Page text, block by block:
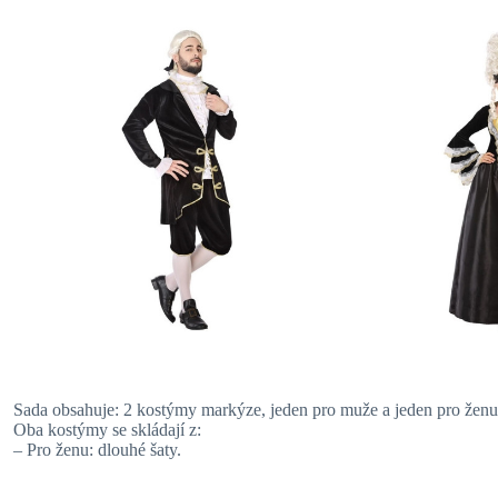
Sada obsahuje: 2 kostýmy markýze, jeden pro muže a jeden pro
Oba kostýmy se skládají z:
– Pro ženu: dlouhé šaty.